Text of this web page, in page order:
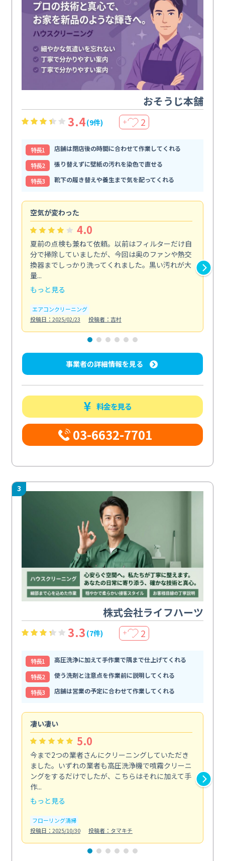
おそうじ本舗
3.4(9件) ＋ 2
特⻑1
店舗は閉店後の時間に合わせて作業してくれる
特⻑2
張り替えずに壁紙の汚れを染色で直せる
特⻑3
靴下の履き替えや養生まで気を配ってくれる
空気が変わった
4.0
夏前の点検も兼ねて依頼。以前はフィルターだけ自
分で掃除していましたが、今回は奥のファンや熱交
換器までしっかり洗ってくれました。黒い汚れが大
量...
もっと見る
エアコンクリーニング
投稿日：2025/02/23
投稿者：吉村
事業者の詳細情報を見る
料金を見る
03-6632-7701
3
株式会社ライフハーツ
3.3 (7件) ＋ 2
特⻑1
高圧洗浄に加えて手作業で隅まで仕上げてくれる
特⻑2
使う洗剤と注意点を作業前に説明してくれる
特⻑3
店舗は営業の予定に合わせて作業してくれる
凄い凄い
5.0
今まで2つの業者さんにクリーニングしていただき
ました。いずれの業者も高圧洗浄機で噴霧クリーニ
ングをするだけでしたが、こちらはそれに加えて手
作...
もっと見る
フローリング清掃
投稿日：2025/10/30
投稿者：タマキチ